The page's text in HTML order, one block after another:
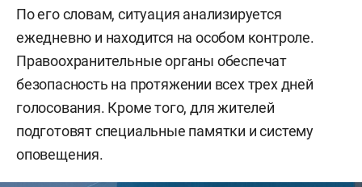
По его словам, ситуация анализируется
ежедневно и находится на особом контроле.
Правоохранительные органы обеспечат
безопасность на протяжении всех трех дней
голосования. Кроме того, для жителей
подготовят специальные памятки и систему
оповещения.